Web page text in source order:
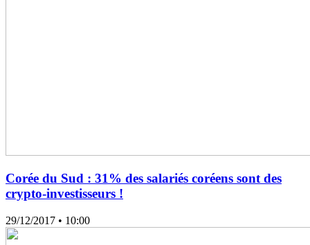
Corée du Sud : 31% des salariés coréens sont des
crypto-investisseurs !
29/12/2017 • 10:00